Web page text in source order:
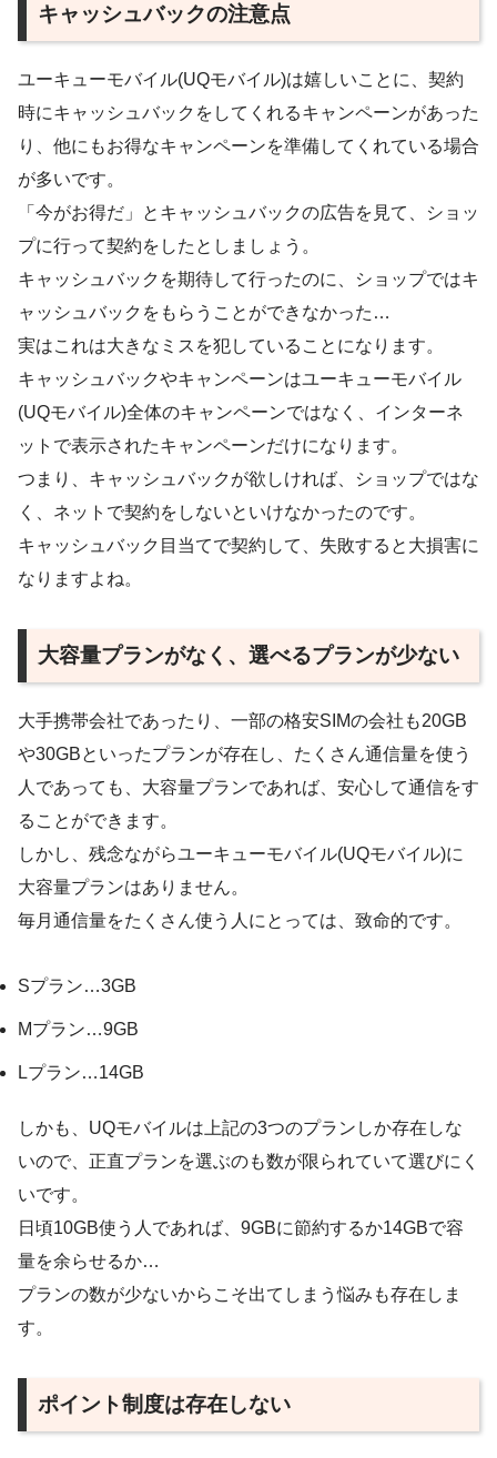
キャッシュバックの注意点
ユーキューモバイル(UQモバイル)は嬉しいことに、契約
時にキャッシュバックをしてくれるキャンペーンがあった
り、他にもお得なキャンペーンを準備してくれている場合
が多いです。
「今がお得だ」とキャッシュバックの広告を見て、ショッ
プに行って契約をしたとしましょう。
キャッシュバックを期待して行ったのに、ショップではキ
ャッシュバックをもらうことができなかった…
実はこれは大きなミスを犯していることになります。
キャッシュバックやキャンペーンはユーキューモバイル
(UQモバイル)全体のキャンペーンではなく、インターネ
ットで表示されたキャンペーンだけになります。
つまり、キャッシュバックが欲しければ、ショップではな
く、ネットで契約をしないといけなかったのです。
キャッシュバック目当てで契約して、失敗すると大損害に
なりますよね。
大容量プランがなく、選べるプランが少ない
大手携帯会社であったり、一部の格安SIMの会社も20GB
や30GBといったプランが存在し、たくさん通信量を使う
人であっても、大容量プランであれば、安心して通信をす
ることができます。
しかし、残念ながらユーキューモバイル(UQモバイル)に
大容量プランはありません。
毎月通信量をたくさん使う人にとっては、致命的です。
Sプラン…3GB
Mプラン…9GB
Lプラン…14GB
しかも、UQモバイルは上記の3つのプランしか存在しな
いので、正直プランを選ぶのも数が限られていて選びにく
いです。
日頃10GB使う人であれば、9GBに節約するか14GBで容
量を余らせるか…
プランの数が少ないからこそ出てしまう悩みも存在しま
す。
ポイント制度は存在しない